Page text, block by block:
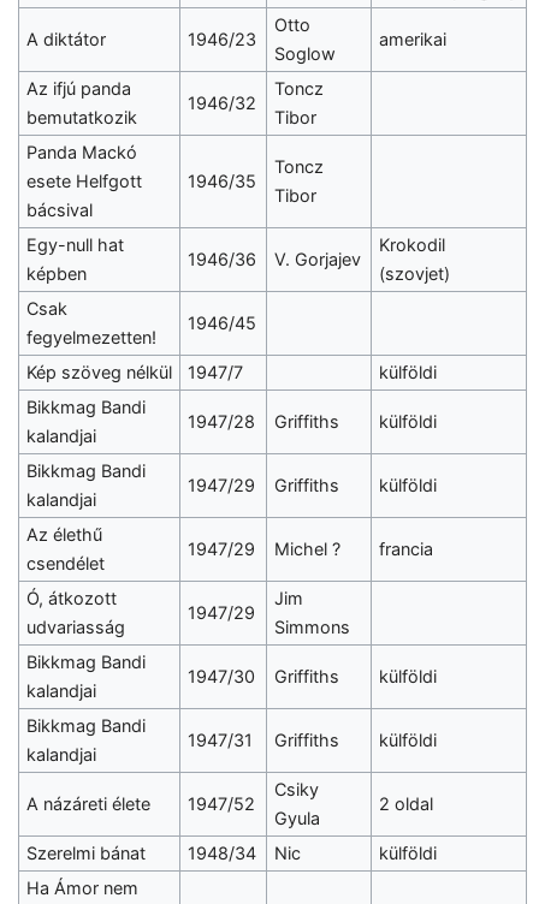
A diktátor 1946/23
Otto
Soglow
amerikai
Az ifjú panda
bemutatkozik
1946/32
Toncz
Tibor
Panda Mackó
esete Helfgott
bácsival
1946/35
Toncz
Tibor
Egy-null hat
képben
1946/36 V. Gorjajev
Krokodil
(szovjet)
Csak
fegyelmezetten!
1946/45
Kép szöveg nélkül 1947/7
külföldi
Bikkmag Bandi
kalandjai
1947/28 Griffiths külföldi
Bikkmag Bandi
kalandjai
1947/29 Griffiths külföldi
Az élethű
csendélet
1947/29 Michel ? francia
Ó, átkozott
udvariasság
1947/29
Jim
Simmons
Bikkmag Bandi
kalandjai
1947/30 Griffiths külföldi
Bikkmag Bandi
kalandjai
1947/31 Griffiths külföldi
A názáreti élete 1947/52
Csiky
Gyula
2 oldal
Szerelmi bánat 1948/34 Nic
külföldi
Ha Ámor nem